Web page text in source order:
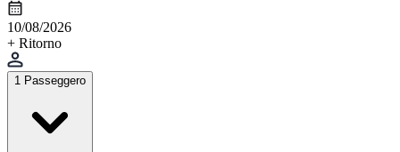
10/08/2026
+ Ritorno
1 Passeggero